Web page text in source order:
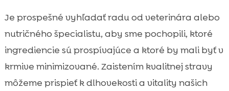
Je prospešné vyhľadať radu od veterinára alebo
nutričného špecialistu, aby sme pochopili, ktoré
ingrediencie sú prospívajúce a ktoré by mali byť v
krmive minimizované. Zaistením kvalitnej stravy
môžeme prispieť k dlhovekosti a vitality našich